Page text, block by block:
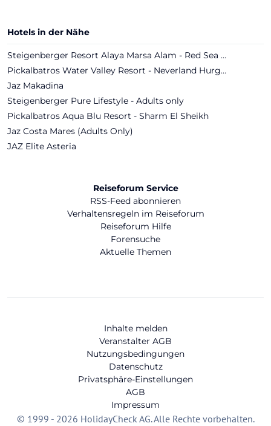
Hotels in der Nähe
Steigenberger Resort Alaya Marsa Alam - Red Sea - Adults only
Pickalbatros Water Valley Resort - Neverland Hurghada
Jaz Makadina
Steigenberger Pure Lifestyle - Adults only
Pickalbatros Aqua Blu Resort - Sharm El Sheikh
Jaz Costa Mares (Adults Only)
JAZ Elite Asteria
Reiseforum Service
RSS-Feed abonnieren
Verhaltensregeln im Reiseforum
Reiseforum Hilfe
Forensuche
Aktuelle Themen
Inhalte melden
Veranstalter AGB
Nutzungsbedingungen
Datenschutz
Privatsphäre-Einstellungen
AGB
Impressum
© 1999 - 2026 HolidayCheck AG. Alle Rechte vorbehalten.